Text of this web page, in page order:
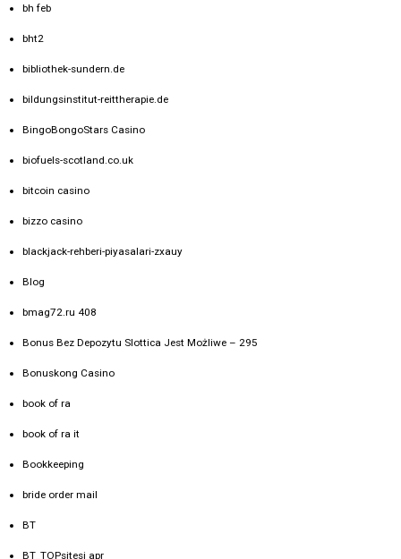
bh feb
bht2
bibliothek-sundern.de
bildungsinstitut-reittherapie.de
BingoBongoStars Casino
biofuels-scotland.co.uk
bitcoin casino
bizzo casino
blackjack-rehberi-piyasalari-zxauy
Blog
bmag72.ru 408
Bonus Bez Depozytu Slottica Jest Możliwe – 295
Bonuskong Casino
book of ra
book of ra it
Bookkeeping
bride order mail
BT
BT_TOPsitesi apr